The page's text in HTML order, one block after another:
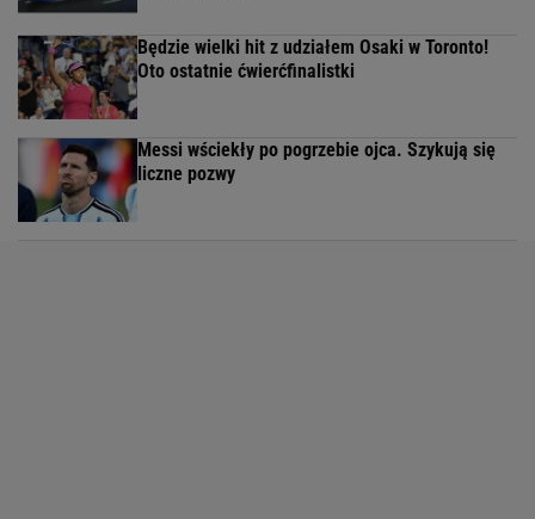
Będzie wielki hit z udziałem Osaki w Toronto!
Oto ostatnie ćwierćfinalistki
Messi wściekły po pogrzebie ojca. Szykują się
liczne pozwy